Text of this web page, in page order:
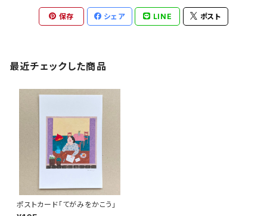
保存 シェア LINE ポスト
最近チェックした商品
ポストカード「てがみをかこう」